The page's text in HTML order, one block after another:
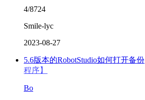
4/8724
Smile-lyc
2023-08-27
5.6版本的RobotStudio如何打开备份
程序】
Bo